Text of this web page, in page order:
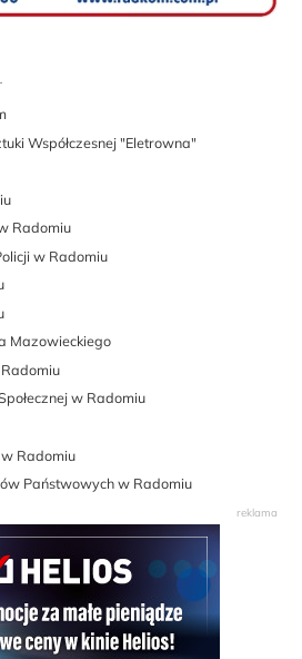
Współczesnej "Eletrowna"
Radomiu
w Radomiu
Mazowieckiego
w Radomiu
Radomiu
Państwowych w Radomiu